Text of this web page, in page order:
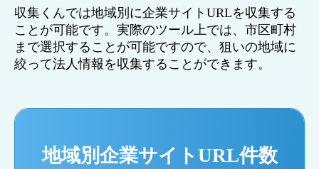
収集くんでは地域別に企業サイトURLを収集する
ことが可能です。実際のツール上では、市区町村
まで選択することが可能ですので、狙いの地域に
絞って法人情報を収集することができます。
地域別企業サイトURL件数